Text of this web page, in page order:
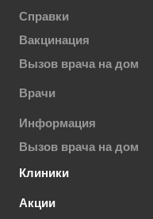
Справки
Вакцинация
Вызов врача на дом
Врачи
Информация
Вызов врача на дом
Клиники
Акции